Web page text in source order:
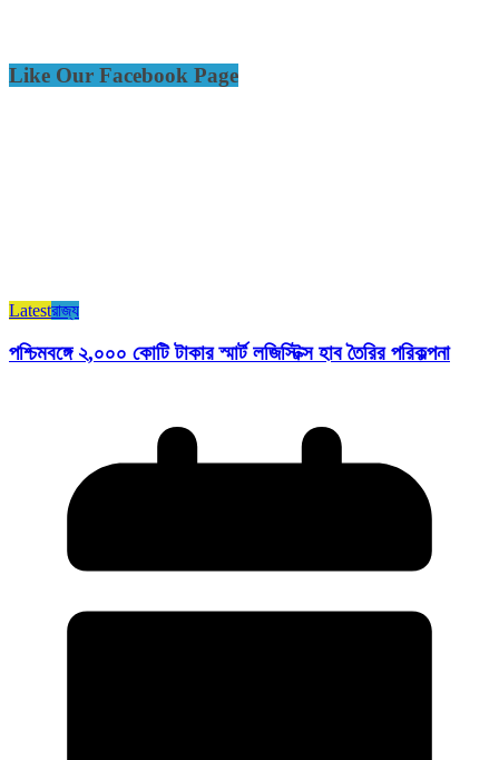
Like Our Facebook Page
Latestরাজ্য​
পশ্চিমবঙ্গে ২,০০০ কোটি টাকার স্মার্ট লজিস্টিক্স হাব তৈরির পরিকল্পনা